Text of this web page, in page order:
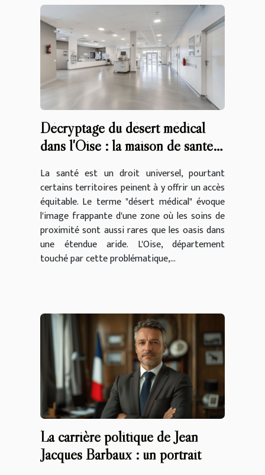
Décryptage du désert médical
dans l'Oise : la maison de santé
Oise et analyse des déserts
médicaux en France
La santé est un droit universel, pourtant
certains territoires peinent à y offrir un accès
équitable. Le terme "désert médical" évoque
l'image frappante d'une zone où les soins de
proximité sont aussi rares que les oasis dans
une étendue aride. L'Oise, département
touché par cette problématique,...
La carrière politique de Jean
Jacques Barbaux : un portrait